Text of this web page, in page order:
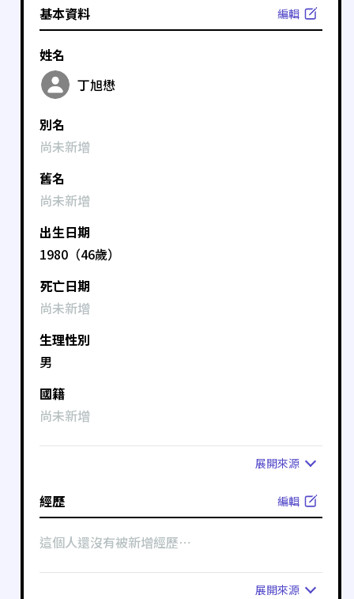
基本資料 編輯
姓名
丁旭懋
別名
尚未新增
舊名
尚未新增
出生日期
1980（46歲）
死亡日期
尚未新增
生理性別
男
國籍
尚未新增
展開來源
經歷 編輯
這個人還沒有被新增經歷⋯
展開來源